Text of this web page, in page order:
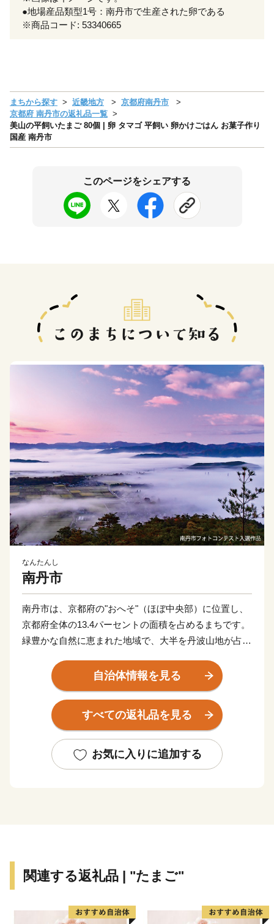
●地場産品類型1号：南丹市で生産された卵である
※商品コード: 53340665
まちから探す 近畿地方
京都府南丹市
京都府 南丹市の返礼品一覧
美山の平飼いたまご 80個 | 卵 タマゴ 平飼い 卵かけごはん お菓子作り
国産 南丹市
このページをシェアする
なんたんし
南丹市
南丹市は、京都府の"おへそ"（ほぼ中央部）に位置し、
京都府全体の13.4パーセントの面積を占めるまちです。
緑豊かな自然に恵まれた地域で、大半を丹波山地が占め
ぶきの里」は日本の原風景に出会える場所として人気
で、かやぶき民家が立ち並ぶ地域は国の重要伝統的建造
物群保存地区に選定されており、新緑や雪など四季折々
に変化する景観で訪れる人々を癒してくれます。京都の
生産しているほか、木工や焼き物等の工芸作家が拠点を
構える「ものづくり」のまち、南丹市。ふるさと納税を
自治体情報を見る
すべての返礼品を見る
お気に入りに追加する
関連する返礼品 | "たまご"